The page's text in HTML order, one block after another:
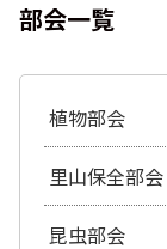
部会一覧
植物部会
里山保全部会
昆虫部会